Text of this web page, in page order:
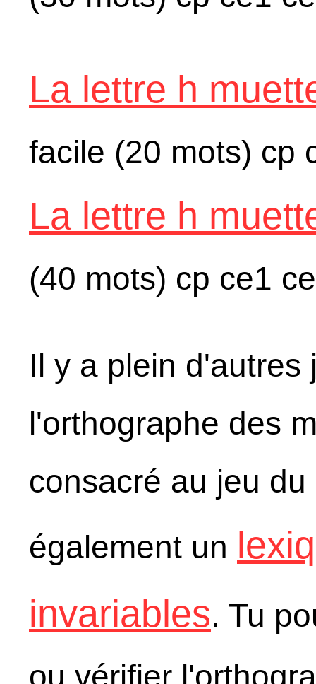
La lettre h
facile (20 mots) cp
La lettre h
(40 mots) cp ce1
Il y a plein
l'orthographe des
consacré au jeu
également un
invariables. Tu